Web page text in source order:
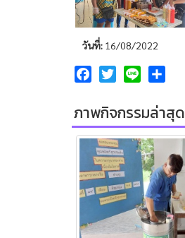
วันที่: 16/08/2022
Facebook
TwitterLine
ภาพกิจกรรมล่าสุด